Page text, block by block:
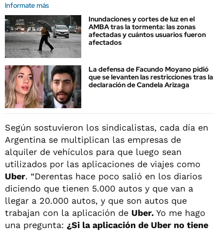
Informate más
Inundaciones y cortes de luz en el
AMBA tras la tormenta: las zonas
afectadas y cuántos usuarios fueron
afectados
La defensa de Facundo Moyano pidió
que se levanten las restricciones tras la
declaración de Candela Arizaga
Según sostuvieron los sindicalistas, cada día en
Argentina se multiplican las empresas de
alquiler de vehículos para que luego sean
utilizados por las aplicaciones de viajes como
Uber. “Derentas hace poco salió en los diarios
diciendo que tienen 5.000 autos y que van a
llegar a 20.000 autos, y que son autos que
trabajan con la aplicación de Uber. Yo me hago
una pregunta: ¿Si la aplicación de Uber no tiene